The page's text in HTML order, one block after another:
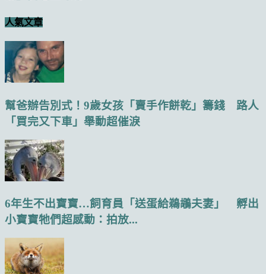
人氣文章
幫爸辦告別式！9歲女孩「賣手作餅乾」籌錢 路人
「買完又下車」舉動超催淚
6年生不出寶寶…飼育員「送蛋給鵜鶘夫妻」 孵出
小寶寶牠們超感動：拍放...